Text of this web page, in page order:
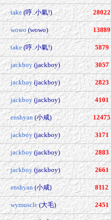
take (哼..小氣!) 28022
wowo (wowo) 13889
take (哼..小氣!) 5879
jackboy (jackboy) 3057
jackboy (jackboy) 2823
jackboy (jackboy) 4101
enshyan (小咸) 12475
jackboy (jackboy) 3171
jackboy (jackboy) 2883
jackboy (jackboy) 2661
enshyan (小咸) 8112
wymuscle (大毛) 2451